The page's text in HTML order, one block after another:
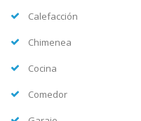
Calefacción
Chimenea
Cocina
Comedor